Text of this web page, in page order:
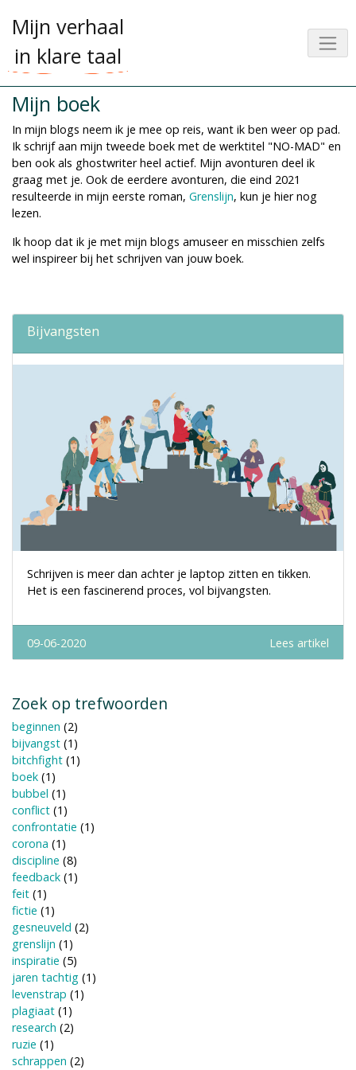
Mijn verhaal
in klare taal
Mijn boek
In mijn blogs neem ik je mee op reis, want ik ben weer op pad.
Ik schrijf aan mijn tweede boek met de werktitel "NO-MAD" en
ben ook als ghostwriter heel actief. Mijn avonturen deel ik
graag met je. Ook de eerdere avonturen, die eind 2021
resulteerde in mijn eerste roman, Grenslijn, kun je hier nog
lezen.
Ik hoop dat ik je met mijn blogs amuseer en misschien zelfs
wel inspireer bij het schrijven van jouw boek.
Bijvangsten
Schrijven is meer dan achter je laptop zitten en tikken.
Het is een fascinerend proces, vol bijvangsten.
09-06-2020 Lees artikel
Zoek op trefwoorden
beginnen (2)
bijvangst (1)
bitchfight (1)
boek (1)
bubbel (1)
conflict (1)
confrontatie (1)
corona (1)
discipline (8)
feedback (1)
feit (1)
fictie (1)
gesneuveld (2)
grenslijn (1)
inspiratie (5)
jaren tachtig (1)
levenstrap (1)
plagiaat (1)
research (2)
ruzie (1)
schrappen (2)